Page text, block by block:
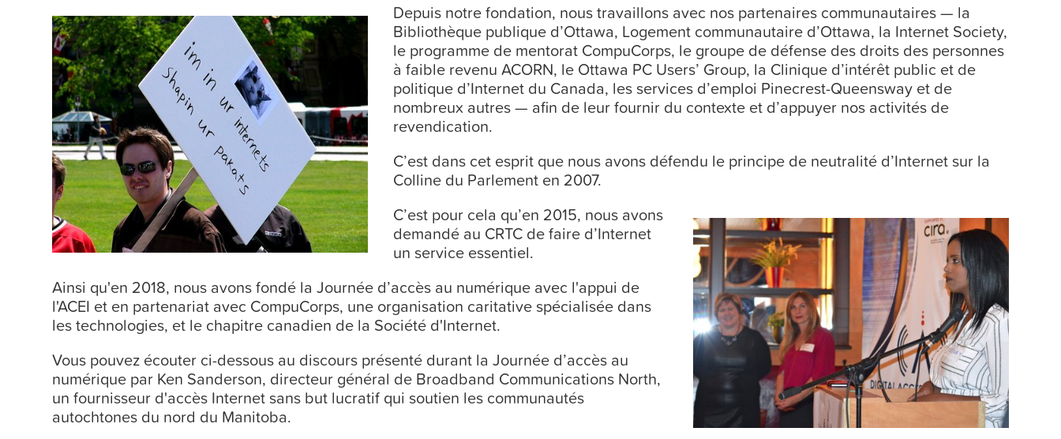
Depuis notre fondation, nous travaillons avec nos partenaires communautaires — la
Bibliothèque publique d’Ottawa, Logement communautaire d’Ottawa, la Internet Society,
le programme de mentorat CompuCorps, le groupe de défense des droits des personnes
à faible revenu ACORN, le Ottawa PC Users’ Group, la Clinique d’intérêt public et de
politique d’Internet du Canada, les services d’emploi Pinecrest-Queensway et de
nombreux autres — afin de leur fournir du contexte et d’appuyer nos activités de
revendication.
C’est dans cet esprit que nous avons défendu le principe de neutralité d’Internet sur la
Colline du Parlement en 2007.
C’est pour cela qu’en 2015, nous avons
demandé au CRTC de faire d’Internet
un service essentiel.
Ainsi qu'en 2018, nous avons fondé la Journée d’accès au numérique avec l'appui de
l'ACEI et en partenariat avec CompuCorps, une organisation caritative spécialisée dans
les technologies, et le chapitre canadien de la Société d'Internet.
Vous pouvez écouter ci-dessous au discours présenté durant la Journée d’accès au
numérique par Ken Sanderson, directeur général de Broadband Communications North,
un fournisseur d'accès Internet sans but lucratif qui soutien les communautés
autochtones du nord du Manitoba.